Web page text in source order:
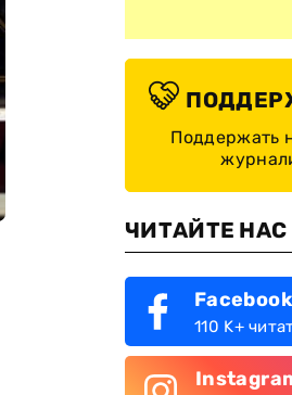
Поддержать
ЧИТАЙТЕ
Facebook
110 K+